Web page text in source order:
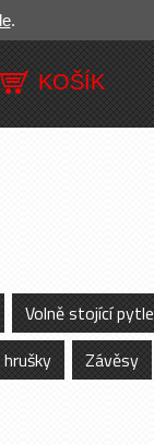
.
Volně stojící pytle
Závěsy